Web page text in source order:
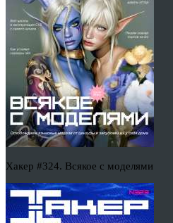
Хакер #324. Всякое с моделями